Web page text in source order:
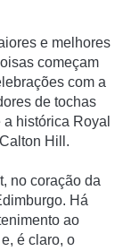
e melhores
começam
com a
de tochas
histórica Royal
Hill.
, no coração da
Há
ao
é claro, o